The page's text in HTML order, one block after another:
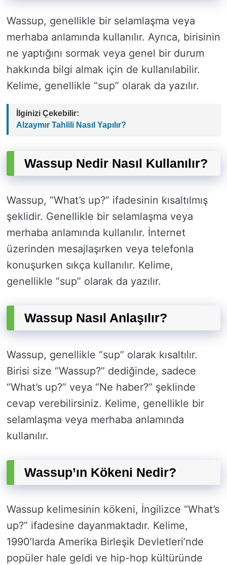
Wassup, genellikle bir selamlaşma veya
merhaba anlamında kullanılır. Ayrıca, birisinin
ne yaptığını sormak veya genel bir durum
hakkında bilgi almak için de kullanılabilir.
Kelime, genellikle “sup” olarak da yazılır.
İlginizi Çekebilir:
Alzaymır Tahlili Nasıl Yapılır?
Wassup Nedir Nasıl Kullanılır?
Wassup, “What’s up?” ifadesinin kısaltılmış
şeklidir. Genellikle bir selamlaşma veya
merhaba anlamında kullanılır. İnternet
üzerinden mesajlaşırken veya telefonla
konuşurken sıkça kullanılır. Kelime,
genellikle “sup” olarak da yazılır.
Wassup Nasıl Anlaşılır?
Wassup, genellikle “sup” olarak kısaltılır.
Birisi size “Wassup?” dediğinde, sadece
“What’s up?” veya “Ne haber?” şeklinde
cevap verebilirsiniz. Kelime, genellikle bir
selamlaşma veya merhaba anlamında
kullanılır.
Wassup’ın Kökeni Nedir?
Wassup kelimesinin kökeni, İngilizce “What’s
up?” ifadesine dayanmaktadır. Kelime,
1990’larda Amerika Birleşik Devletleri’nde
popüler hale geldi ve hip-hop kültüründe